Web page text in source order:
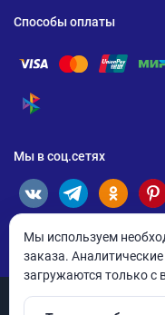
Способы оплаты
Помощь по оплате Visa
Помощь поПомощь
Помощь по оплате СБП
Мы в соц.сетях
Мы используем
заказа.
загружаются только с